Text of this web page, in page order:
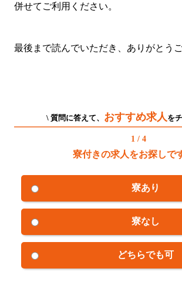
併せてご利用ください。
最後まで読んでいただき、ありがとう
\ 質問に答えて、 おすすめ求人 を
1 / 4
寮付きの求人をお探しで
寮あり
寮なし
どちらでも可